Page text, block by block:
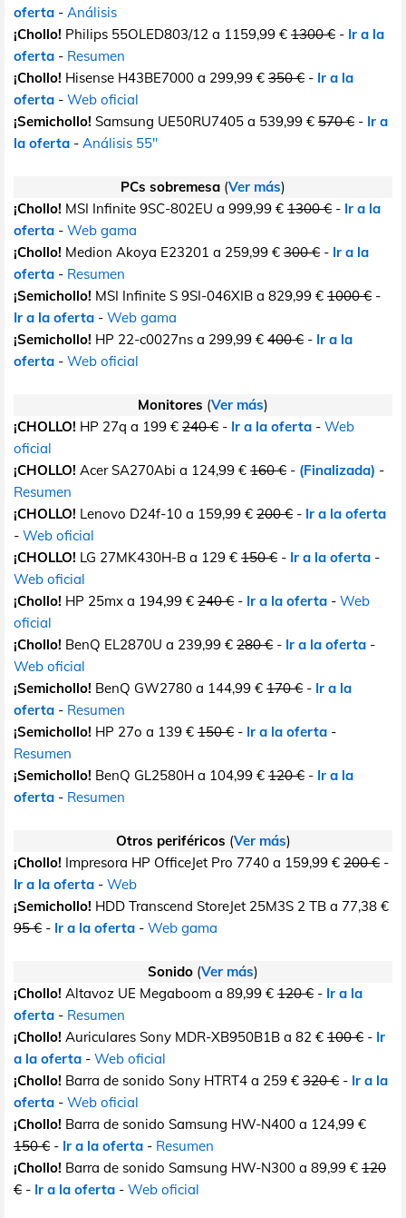
oferta - Análisis
¡Chollo! Philips 55OLED803/12 a 1159,99 € 1300 € - Ir a la
oferta - Resumen
¡Chollo! Hisense H43BE7000 a 299,99 € 350 € - Ir a la
oferta - Web oficial
¡Semichollo! Samsung UE50RU7405 a 539,99 € 570 € - Ir a
la oferta - Análisis 55"
PCs sobremesa (Ver más)
¡Chollo! MSI Infinite 9SC-802EU a 999,99 € 1300 € - Ir a la
oferta - Web gama
¡Chollo! Medion Akoya E23201 a 259,99 € 300 € - Ir a la
oferta - Resumen
¡Semichollo! MSI Infinite S 9SI-046XIB a 829,99 € 1000 € -
Ir a la oferta - Web gama
¡Semichollo! HP 22-c0027ns a 299,99 € 400 € - Ir a la
oferta - Web oficial
Monitores (Ver más)
¡CHOLLO! HP 27q a 199 € 240 € - Ir a la oferta - Web
oficial
¡CHOLLO! Acer SA270Abi a 124,99 € 160 € - (Finalizada) -
Resumen
¡CHOLLO! Lenovo D24f-10 a 159,99 € 200 € - Ir a la oferta
- Web oficial
¡CHOLLO! LG 27MK430H-B a 129 € 150 € - Ir a la oferta -
Web oficial
¡Chollo! HP 25mx a 194,99 € 240 € - Ir a la oferta - Web
oficial
¡Chollo! BenQ EL2870U a 239,99 € 280 € - Ir a la oferta -
Web oficial
¡Semichollo! BenQ GW2780 a 144,99 € 170 € - Ir a la
oferta - Resumen
¡Semichollo! HP 27o a 139 € 150 € - Ir a la oferta -
Resumen
¡Semichollo! BenQ GL2580H a 104,99 € 120 € - Ir a la
oferta - Resumen
Otros periféricos (Ver más)
¡Chollo! Impresora HP OfficeJet Pro 7740 a 159,99 € 200 € -
Ir a la oferta - Web
¡Semichollo! HDD Transcend StoreJet 25M3S 2 TB a 77,38 €
95 € - Ir a la oferta - Web gama
Sonido (Ver más)
¡Chollo! Altavoz UE Megaboom a 89,99 € 120 € - Ir a la
oferta - Resumen
¡Chollo! Auriculares Sony MDR-XB950B1B a 82 € 100 € - Ir
a la oferta - Web oficial
¡Chollo! Barra de sonido Sony HTRT4 a 259 € 320 € - Ir a la
oferta - Web oficial
¡Chollo! Barra de sonido Samsung HW-N400 a 124,99 €
150 € - Ir a la oferta - Resumen
¡Chollo! Barra de sonido Samsung HW-N300 a 89,99 € 120
€ - Ir a la oferta - Web oficial